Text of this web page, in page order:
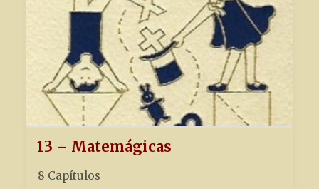
13 – Matemágicas
8 Capítulos